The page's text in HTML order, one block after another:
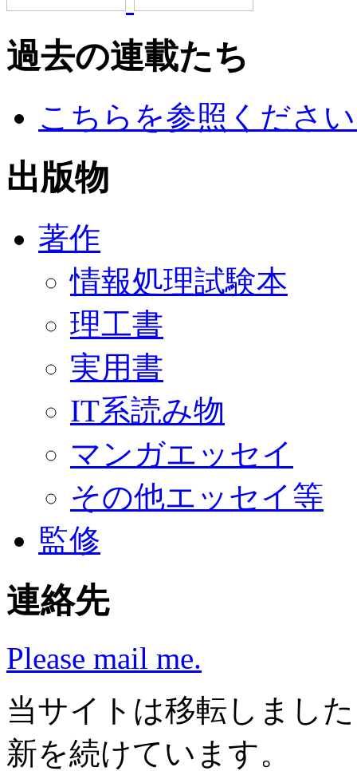
過去の連載たち
こちらを参照くださ
出版物
著作
情報処理試験本
理工書
実用書
IT系読み物
マンガエッセイ
その他エッセイ等
監修
連絡先
Please mail me.
当サイトは移転しまし
新を続けています。